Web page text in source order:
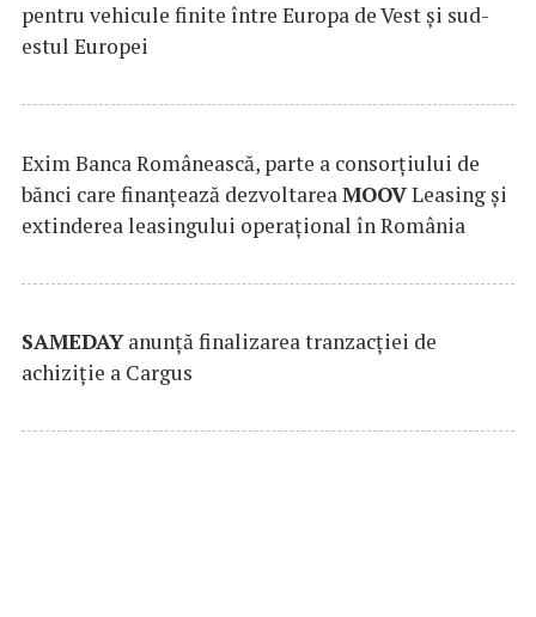
pentru vehicule finite între Europa de Vest și sud-
estul Europei
Exim Banca Românească, parte a consorțiului de
bănci care finanțează dezvoltareaMOOVLeasing și
extinderea leasingului operațional în România
SAMEDAYanunță finalizarea tranzacției de
achiziție a Cargus